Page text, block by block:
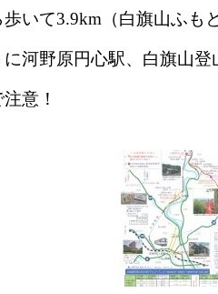
いて3.9km（白旗山ふも
河野原円心駅、白旗山登
意！